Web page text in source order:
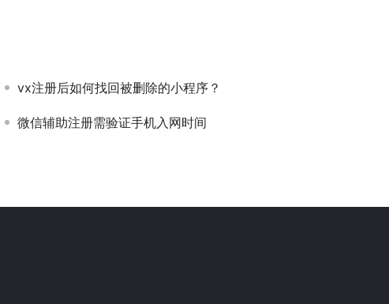
vx注册后如何找回被删除的小程序？
微信辅助注册需验证手机入网时间